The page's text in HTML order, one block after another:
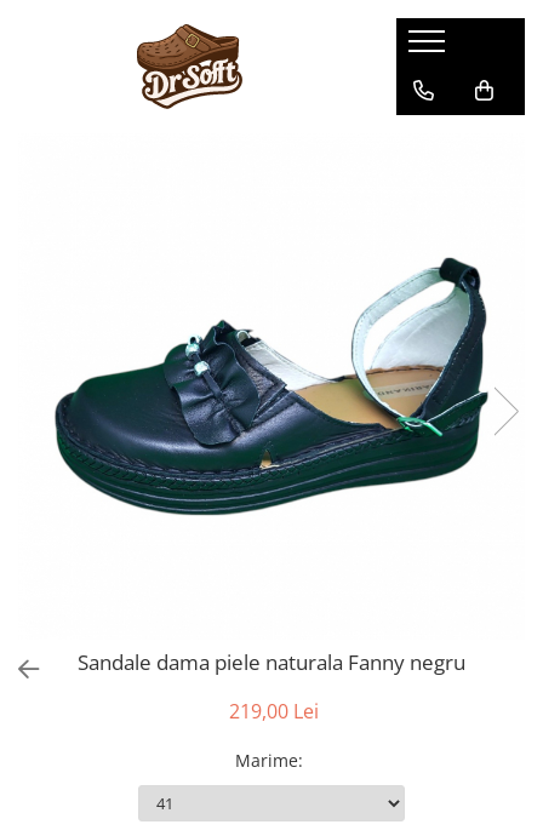
Sandale dama piele naturala Fanny negru
219,00 Lei
Marime: